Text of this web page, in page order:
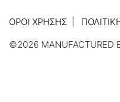
ΌΡΟΙ ΧΡΉΣΗΣ
©2026 MANUFACTURED